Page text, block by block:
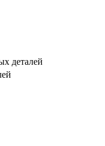
детaлей